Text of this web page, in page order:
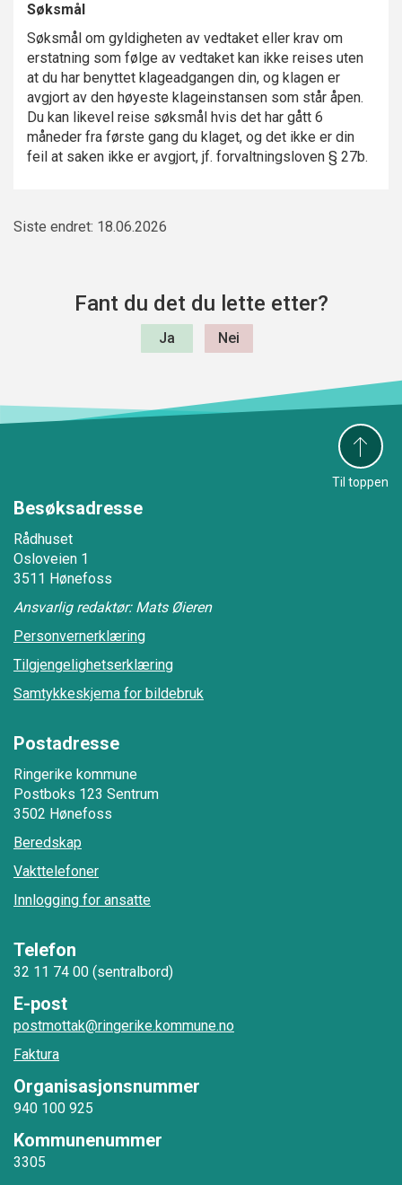
Søksmål
Søksmål om gyldigheten av vedtaket eller krav om
erstatning som følge av vedtaket kan ikke reises uten
at du har benyttet klageadgangen din, og klagen er
avgjort av den høyeste klageinstansen som står åpen.
Du kan likevel reise søksmål hvis det har gått 6
måneder fra første gang du klaget, og det ikke er din
feil at saken ikke er avgjort, jf. forvaltningsloven § 27b.
Siste endret: 18.06.2026
Fant du det du lette etter?
Til toppen
Besøksadresse
Rådhuset
Osloveien 1
3511 Hønefoss
Ansvarlig redaktør: Mats Øieren
Personvernerklæring
Tilgjengelighetserklæring
Samtykkeskjema for bildebruk
Postadresse
Ringerike kommune
Postboks 123 Sentrum
3502 Hønefoss
Beredskap
Vakttelefoner
Innlogging for ansatte
Telefon
32 11 74 00 (sentralbord)
E-post
postmottak@ringerike.kommune.no
Faktura
Organisasjonsnummer
940 100 925
Kommunenummer
3305